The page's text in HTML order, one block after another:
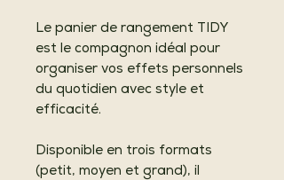
Le panier de rangement TIDY
est le compagnon idéal pour
organiser vos effets personnels
du quotidien avec style et
efficacité.
Disponible en trois formats
(petit, moyen et grand), il